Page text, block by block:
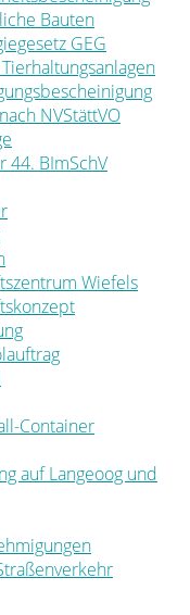
Bauten
GEG
NVStättVO
44. BImSchV
Wiefels
Container
auf Langeoog und